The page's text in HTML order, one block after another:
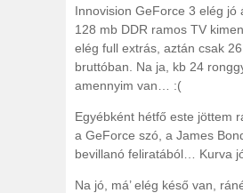
Innovision GeForce 3 elég jó
128 mb DDR ramos TV
elég full extrás, aztán csak 26
bruttóban. Na ja, kb 24
amennyim van… :(
Egyébként hétfő este jöttem
a GeForce szó, a James
bevillanó feliratából… Kurva
Na jó, má’ elég késő van,